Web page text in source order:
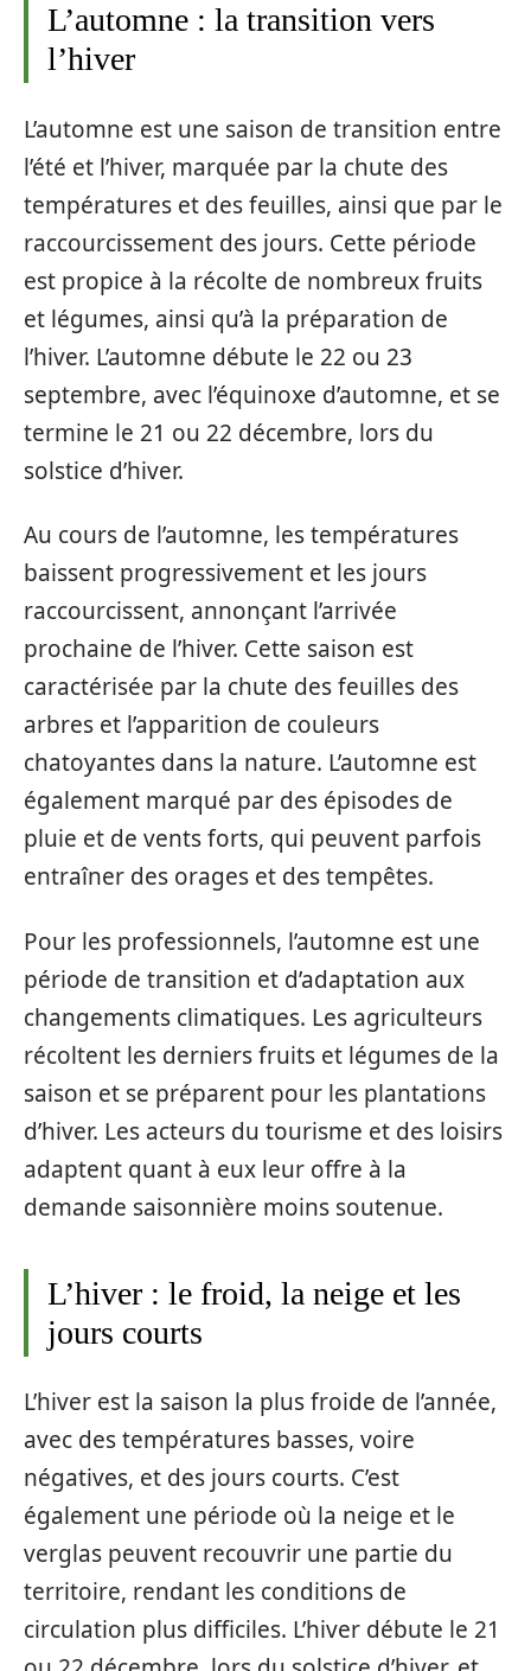
L’automne : la transition vers
l’hiver
L’automne est une saison de transition entre
l’été et l’hiver, marquée par la chute des
températures et des feuilles, ainsi que par le
raccourcissement des jours. Cette période
est propice à la récolte de nombreux fruits
et légumes, ainsi qu’à la préparation de
l’hiver. L’automne débute le 22 ou 23
septembre, avec l’équinoxe d’automne, et se
termine le 21 ou 22 décembre, lors du
solstice d’hiver.
Au cours de l’automne, les températures
baissent progressivement et les jours
raccourcissent, annonçant l’arrivée
prochaine de l’hiver. Cette saison est
caractérisée par la chute des feuilles des
arbres et l’apparition de couleurs
chatoyantes dans la nature. L’automne est
également marqué par des épisodes de
pluie et de vents forts, qui peuvent parfois
entraîner des orages et des tempêtes.
Pour les professionnels, l’automne est une
période de transition et d’adaptation aux
changements climatiques. Les agriculteurs
récoltent les derniers fruits et légumes de la
saison et se préparent pour les plantations
d’hiver. Les acteurs du tourisme et des loisirs
adaptent quant à eux leur offre à la
demande saisonnière moins soutenue.
L’hiver : le froid, la neige et les
jours courts
L’hiver est la saison la plus froide de l’année,
avec des températures basses, voire
négatives, et des jours courts. C’est
également une période où la neige et le
verglas peuvent recouvrir une partie du
territoire, rendant les conditions de
circulation plus difficiles. L’hiver débute le 21